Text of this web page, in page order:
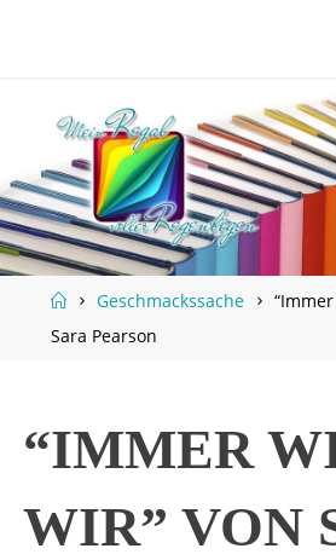
HomeGeschmackssache
Sara Pearson
“IMMER
WIR” VON